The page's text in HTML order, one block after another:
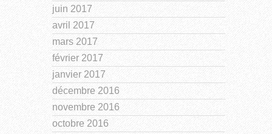
juin 2017
avril 2017
mars 2017
février 2017
janvier 2017
décembre 2016
novembre 2016
octobre 2016